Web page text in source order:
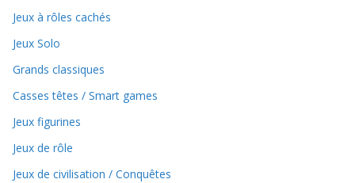
Jeux à rôles cachés
Jeux Solo
Grands classiques
Casses têtes / Smart games
Jeux figurines
Jeux de rôle
Jeux de civilisation / Conquêtes